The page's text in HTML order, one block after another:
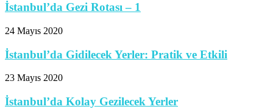
İstanbul’da Gezi Rotası – 1
24 Mayıs 2020
İstanbul’da Gidilecek Yerler: Pratik ve Etkili
23 Mayıs 2020
İstanbul’da Kolay Gezilecek Yerler